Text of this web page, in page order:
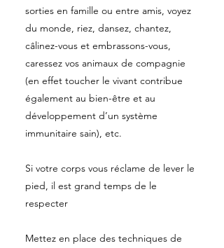
sorties en famille ou entre amis, voyez
du monde, riez, dansez, chantez,
câlinez-vous et embrassons-vous,
caressez vos animaux de compagnie
(en effet toucher le vivant contribue
également au bien-être et au
développement d’un système
immunitaire sain), etc.
Si votre corps vous réclame de lever le
pied, il est grand temps de le
respecter
Mettez en place des techniques de